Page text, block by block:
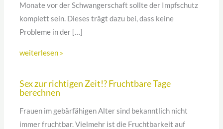
Monate vor der Schwangerschaft sollte der Impfschutz
komplett sein. Dieses trägt dazu bei, dass keine
Probleme in der […]
weiterlesen »
Sex zur richtigen Zeit!? Fruchtbare Tage
berechnen
Frauen im gebärfähigen Alter sind bekanntlich nicht
immer fruchtbar. Vielmehr ist die Fruchtbarkeit auf